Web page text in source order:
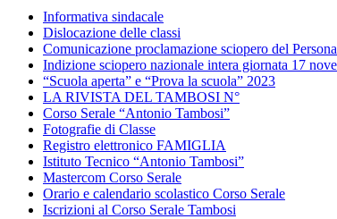
Informativa sindacale
Dislocazione delle classi
Comunicazione proclamazione sciopero del
Indizione sciopero nazionale intera giornata 17
“Scuola aperta” e “Prova la scuola” 2023
LA RIVISTA DEL TAMBOSI N°
Corso Serale “Antonio Tambosi”
Fotografie di Classe
Registro elettronico FAMIGLIA
Istituto Tecnico “Antonio Tambosi”
Mastercom Corso Serale
Orario e calendario scolastico Corso Serale
Iscrizioni al Corso Serale Tambosi